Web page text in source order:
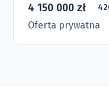
4 150 000 zł
Oferta prywatna